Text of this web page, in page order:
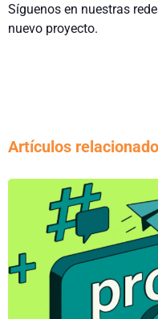
Síguenos en nuestras
nuevo proyecto.
Artículos